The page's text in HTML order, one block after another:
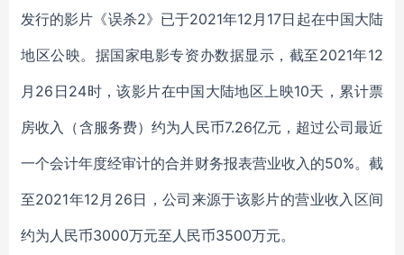
发行的影片《误杀2》已于2021年12月17日起在中国大陆
地区公映。据国家电影专资办数据显示，截至2021年12
月26日24时，该影片在中国大陆地区上映10天，累计票
房收入（含服务费）约为人民币7.26亿元，超过公司最近
一个会计年度经审计的合并财务报表营业收入的50%。截
至2021年12月26日，公司来源于该影片的营业收入区间
约为人民币3000万元至人民币3500万元。